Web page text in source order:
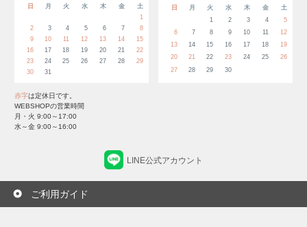
日
月 火 水 木 金
土
1
2
3 4 5 6 7
8
9
10 11 12 13 14
15
16
17 18 19 20 21
22
23
24 25 26 27 28
29
30
31
日
月 火 水 木 金
土
1
2 3 4
5
6
7 8 9 10 11
12
13
14 15 16 17 18
19
20
21 22 23 24 25
26
27
28 29 30
赤字は定休日です。
WEBSHOPの営業時間
月・火 9:00～17:00
水～金 9:00～16:00
LINE公式アカウント
ご利用ガイド